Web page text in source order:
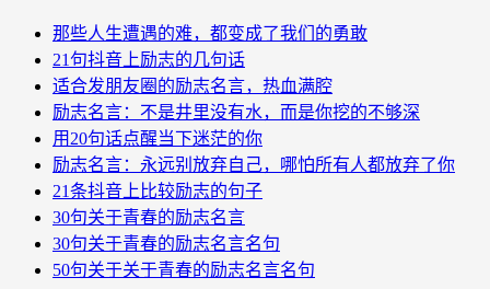
那些人生遭遇的难，都变成了我们的勇敢
21句抖音上励志的几句话
适合发朋友圈的励志名言，热血满腔
励志名言：不是井里没有水，而是你挖的不够深
用20句话点醒当下迷茫的你
励志名言：永远别放弃自己，哪怕所有人都放弃了你
21条抖音上比较励志的句子
30句关于青春的励志名言
30句关于青春的励志名言名句
50句关于关于青春的励志名言名句